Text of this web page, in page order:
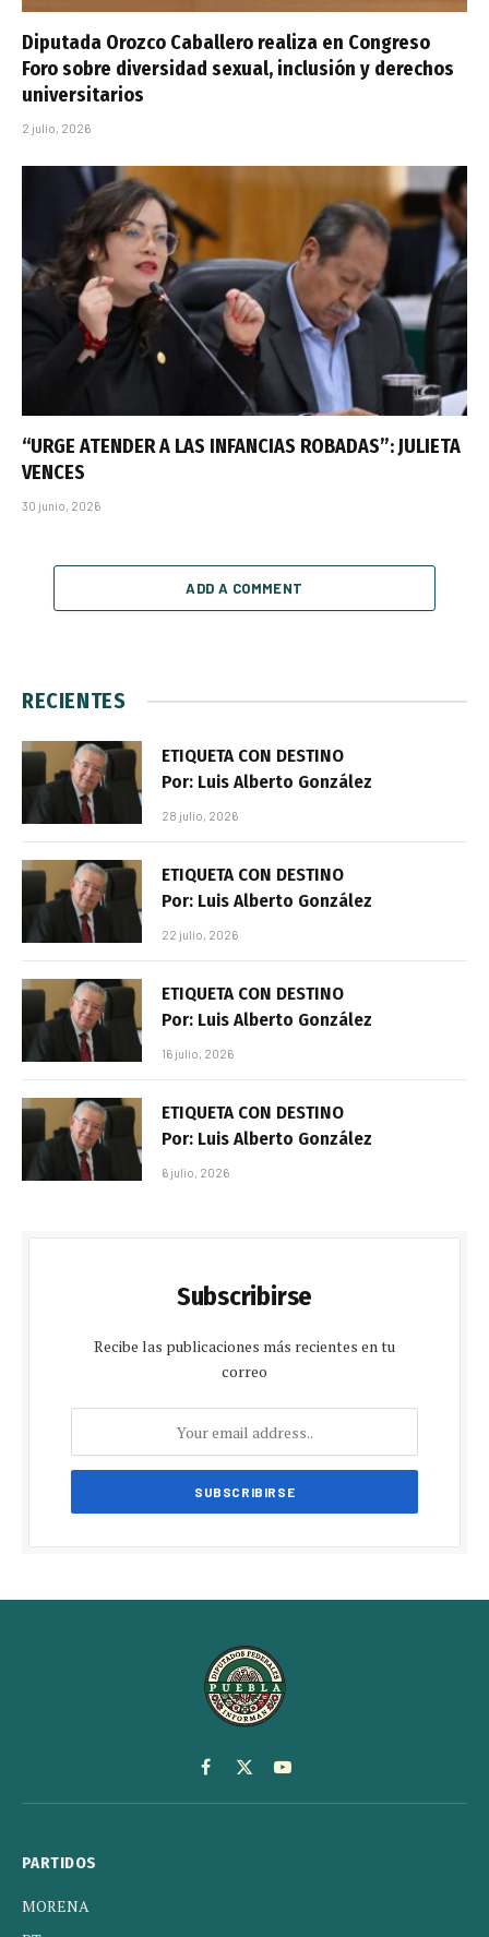
Diputada Orozco Caballero realiza en Congreso
Foro sobre diversidad sexual, inclusión y derechos
universitarios
2 julio, 2026
“URGE ATENDER A LAS INFANCIAS ROBADAS”: JULIETA
VENCES
30 junio, 2026
ADD A COMMENT
RECIENTES
ETIQUETA CON DESTINO
Por: Luis Alberto González
28 julio, 2026
ETIQUETA CON DESTINO
Por: Luis Alberto González
22 julio, 2026
ETIQUETA CON DESTINO
Por: Luis Alberto González
16 julio, 2026
ETIQUETA CON DESTINO
Por: Luis Alberto González
6 julio, 2026
Subscribirse
Recibe las publicaciones más recientes en tu
correo
Facebook
X
(Twitter)
YouTube
PARTIDOS
MORENA